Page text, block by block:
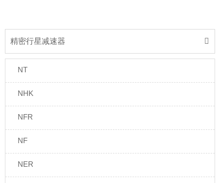
精密行星减速器 
NT
NHK
NFR
NF
NER